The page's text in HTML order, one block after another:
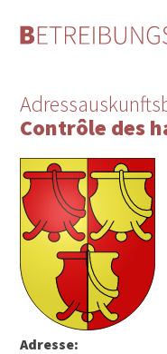
Contrôle des
Adresse: